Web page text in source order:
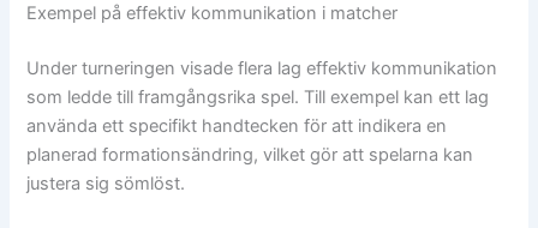
Exempel på effektiv kommunikation i matcher
Under turneringen visade flera lag effektiv kommunikation
som ledde till framgångsrika spel. Till exempel kan ett lag
använda ett specifikt handtecken för att indikera en
planerad formationsändring, vilket gör att spelarna kan
justera sig sömlöst.